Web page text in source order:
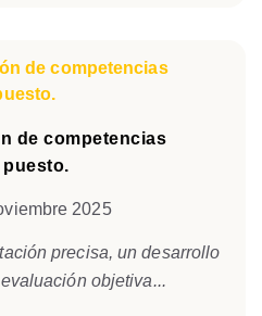
de competencias
puesto.
2025
precisa, un desarrollo
objetiva...